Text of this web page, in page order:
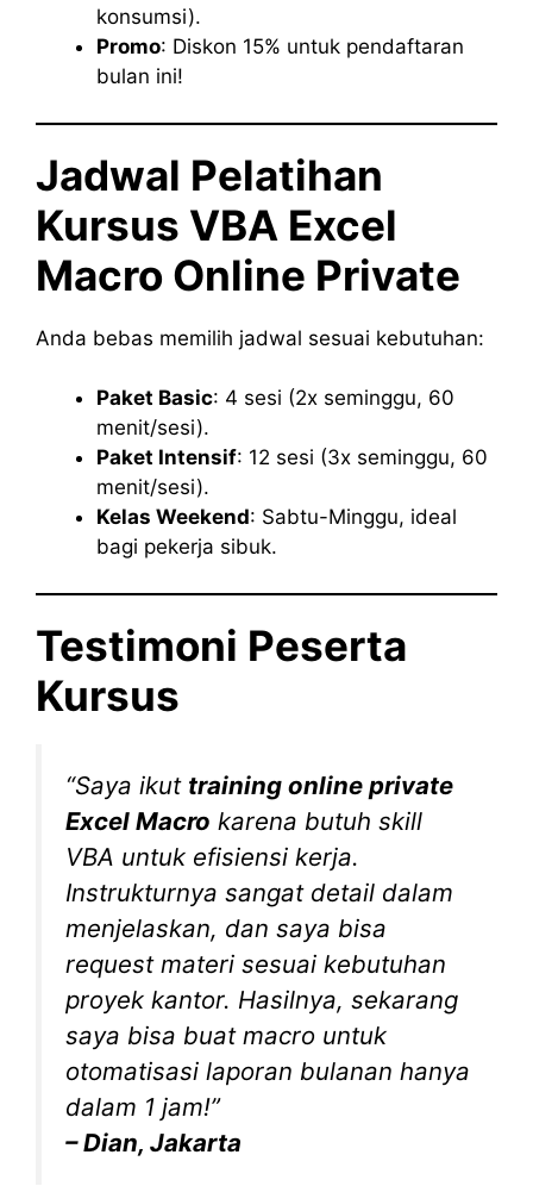
konsumsi).
Promo: Diskon 15% untuk pendaftaran
bulan ini!
Jadwal Pelatihan
Kursus VBA Excel
Macro Online Private
Anda bebas memilih jadwal sesuai kebutuhan:
Paket Basic: 4 sesi (2x seminggu, 60
menit/sesi).
Paket Intensif: 12 sesi (3x seminggu, 60
menit/sesi).
Kelas Weekend: Sabtu-Minggu, ideal
bagi pekerja sibuk.
Testimoni Peserta
Kursus
“Saya ikut training online private
Excel Macro karena butuh skill
VBA untuk efisiensi kerja.
Instrukturnya sangat detail dalam
menjelaskan, dan saya bisa
request materi sesuai kebutuhan
proyek kantor. Hasilnya, sekarang
saya bisa buat macro untuk
otomatisasi laporan bulanan hanya
dalam 1 jam!”
– Dian, Jakarta